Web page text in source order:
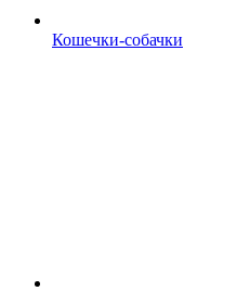
Кошечки-собачки